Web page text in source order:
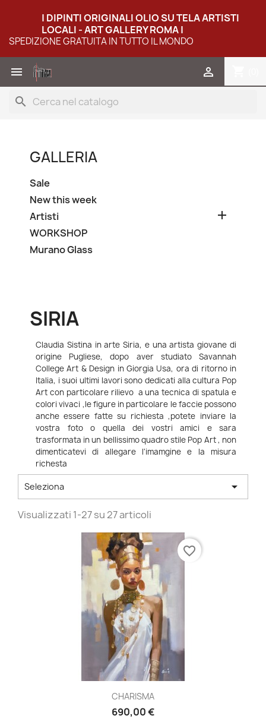
| DIPINTI ORIGINALI OLIO SU TELA ARTISTI
LOCALI - ART GALLERY ROMA |
SPEDIZIONE GRATUITA IN TUTTO IL MONDO
 
search
GALLERIA
Sale
New this week
Artisti

WORKSHOP
Murano Glass
SIRIA
Claudia Sistina in arte Siria, e una artista giovane di
origine Pugliese, dopo aver studiato Savannah
College Art & Design in Giorgia Usa, ora di ritorno in
Italia, i suoi ultimi lavori sono dedicati alla cultura Pop
Art con particolare rilievo a una tecnica di spatula e
colori vivaci ,le figure in particolare le faccie possono
anche essere fatte su richiesta ,potete inviare la
vostra foto o quella dei vostri amici e sara
trasformata in un bellissimo quadro stile Pop Art , non
dimenticatevi di allegare l'imamgine e la misura
richesta
Seleziona 
Visualizzati 1-27 su 27 articoli
CHARISMA
690,00 €
favorite_border